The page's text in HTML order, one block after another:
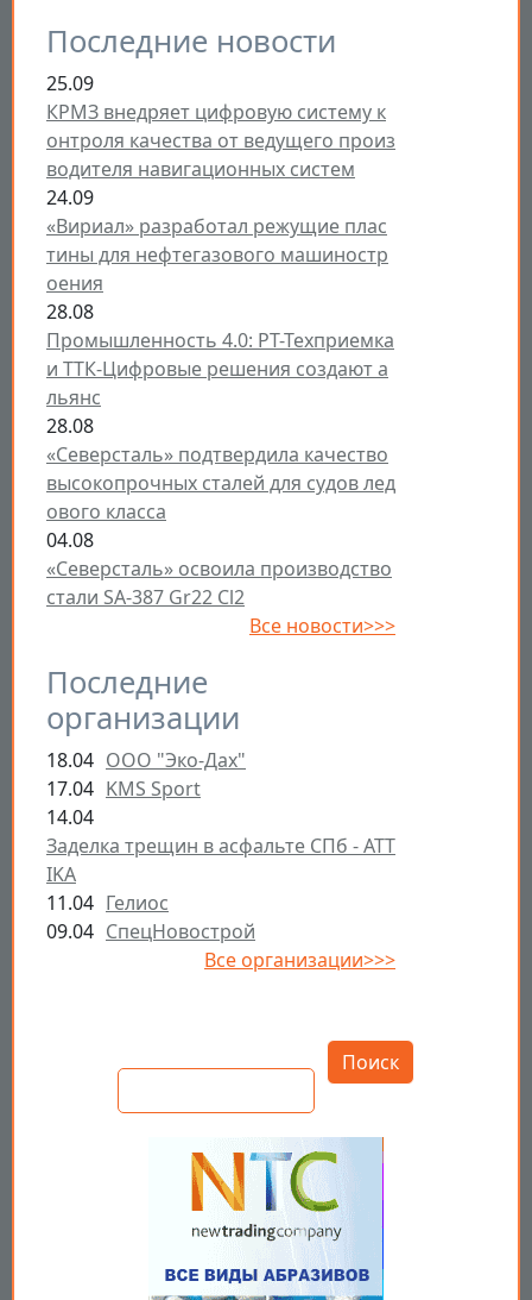
Последние новости
25.09
КРМЗ внедряет цифровую систему к
онтроля качества от ведущего произ
водителя навигационных систем
24.09
«Вириал» разработал режущие плас
тины для нефтегазового машиностр
оения
28.08
Промышленность 4.0: РТ-Техприемка
и ТТК-Цифровые решения создают а
льянс
28.08
«Северсталь» подтвердила качество
высокопрочных сталей для судов лед
ового класса
04.08
«Северсталь» освоила производство
стали SA-387 Gr22 Cl2
Все новости>>>
Последние
организации
18.04 ООО "Эко-Дах"
17.04 KMS Sport
14.04
Заделка трещин в асфальте СПб - ATT
IKA
11.04 Гелиос
09.04 СпецНовострой
Все организации>>>